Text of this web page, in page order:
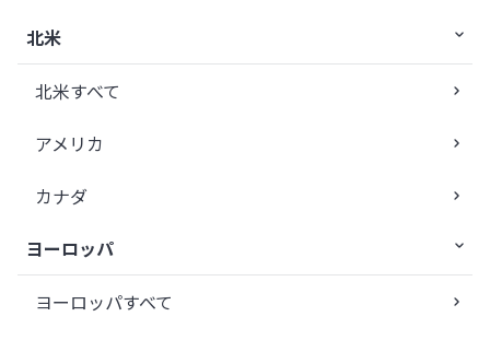
北米
北米すべて
アメリカ
カナダ
ヨーロッパ
ヨーロッパすべて